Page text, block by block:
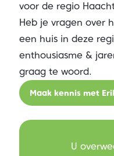
voor de regio
Heb je vragen over
een huis in deze
enthousiasme &
graag te woord.
Maak kennis met
U